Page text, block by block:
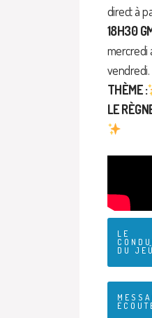
direct à
18H30
mercredi
vendredi.
THÈME :
LE
LE
DU